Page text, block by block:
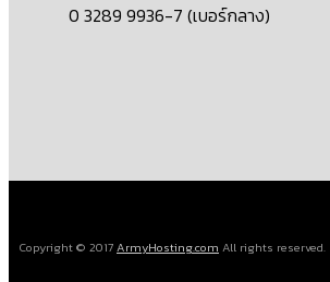
0 3289 9936-7 (เบอร์กลาง)
Copyright © 2017ArmyHosting.com All rights reserved.